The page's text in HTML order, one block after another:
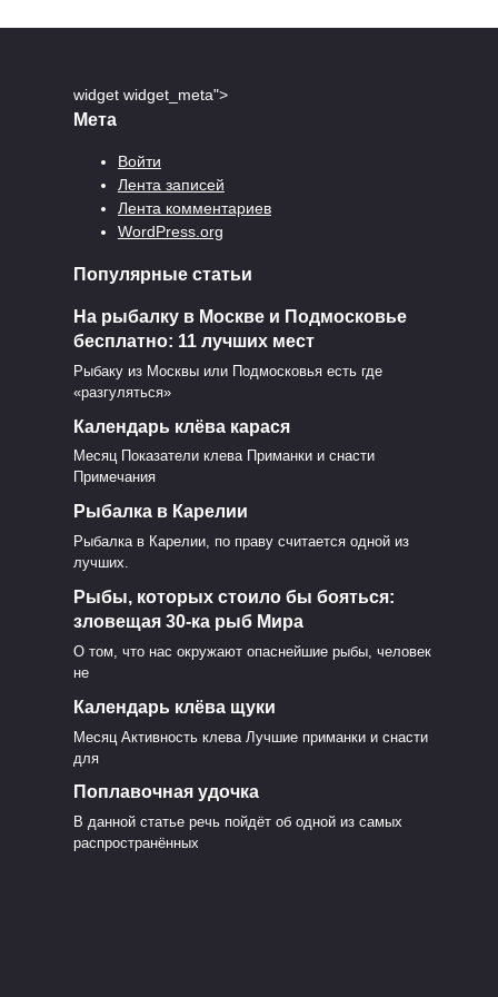
Жители Итурупа
получили горбушу
безвозмездно
0 1.1к.
В Башкирии рыбак
widget widget_meta">
Мета
Войти
Лента записей
Лента комментариев
WordPress.org
Популярные статьи
На рыбалку в Москве и Подмосковье
бесплатно: 11 лучших мест
Рыбаку из Москвы или Подмосковья есть где
«разгуляться»
Календарь клёва карася
Месяц Показатели клева Приманки и снасти
Примечания
Рыбалка в Карелии
Рыбалка в Карелии, по праву считается одной из
лучших.
Рыбы, которых стоило бы бояться:
зловещая 30-ка рыб Мира
О том, что нас окружают опаснейшие рыбы, человек
не
Календарь клёва щуки
Месяц Активность клева Лучшие приманки и снасти
для
Поплавочная удочка
В данной статье речь пойдёт об одной из самых
распространённых